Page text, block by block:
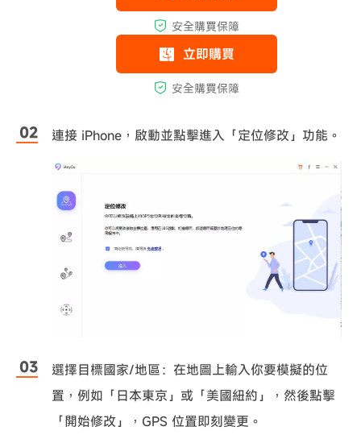
連接 iPhone，啟動並點擊進入「定位修改」功能。
選擇目標國家/地區：在地圖上輸入你要模擬的位
置，例如「日本東京」或「美國紐約」，然後點擊
「開始修改」，GPS 位置即刻變更。